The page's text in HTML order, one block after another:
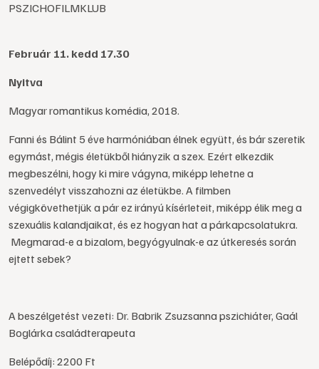
PSZICHOFILMKLUB
Február 11. kedd 17.30
Nyitva
Magyar romantikus komédia, 2018.
Fanni és Bálint 5 éve harmóniában élnek együtt, és bár szeretik
egymást, mégis életükből hiányzik a szex. Ezért elkezdik
megbeszélni, hogy ki mire vágyna, miképp lehetne a
szenvedélyt visszahozni az életükbe. A filmben
végigkövethetjük a pár ez irányú kísérleteit, miképp élik meg a
szexuális kalandjaikat, és ez hogyan hat a párkapcsolatukra.
Megmarad-e a bizalom, begyógyulnak-e az útkeresés során
ejtett sebek?
A beszélgetést vezeti: Dr. Babrik Zsuzsanna pszichiáter, Gaál
Boglárka családterapeuta
Belépődíj: 2200 Ft